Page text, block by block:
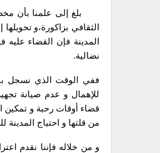
بلغ إلى علمنا بأن
الثقافي بزاكورة،و
المدينة فإن القضاء
نضالية.
ففي الوقت الذي نسجل
للإهمال و عدم صيانة
قضاء أوقات رحبة و تمكين
من قلتها و احتياج المدينة